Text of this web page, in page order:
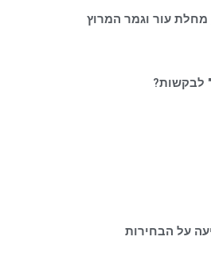
עור וגמר המרוץ
לבקשות?
על הבחירות